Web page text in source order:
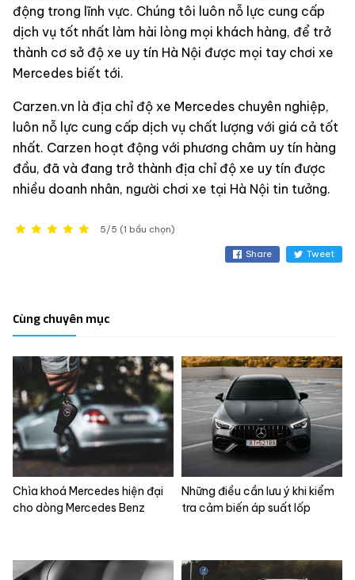
động trong lĩnh vực. Chúng tôi luôn nỗ lực cung cấp
dịch vụ tốt nhất làm hài lòng mọi khách hàng, để trở
thành cơ sở độ xe uy tín Hà Nội được mọi tay chơi xe
Mercedes biết tới.
Carzen.vn là địa chỉ độ xe Mercedes chuyên nghiệp,
luôn nỗ lực cung cấp dịch vụ chất lượng với giá cả tốt
nhất. Carzen hoạt động với phương châm uy tín hàng
đầu, đã và đang trở thành địa chỉ độ xe uy tín được
nhiều doanh nhân, người chơi xe tại Hà Nội tin tưởng.
5/5 (1 bầu chọn)
Share Tweet
Cùng chuyên mục
Chìa khoá Mercedes hiện đại
cho dòng Mercedes Benz
Những điều cần lưu ý khi kiểm
tra cảm biến áp suất lốp